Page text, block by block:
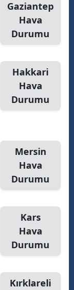
Gaziantep
Hava
Durumu
Hakkari
Hava
Durumu
Mersin
Hava
Durumu
Kars
Hava
Durumu
Kırklareli